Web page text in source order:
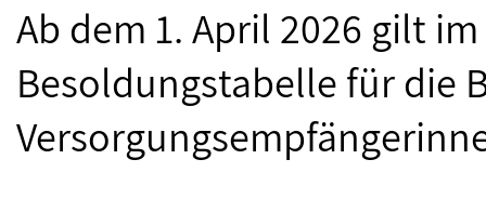
Ab dem 1. April 2026 gilt
Besoldungstabelle für die